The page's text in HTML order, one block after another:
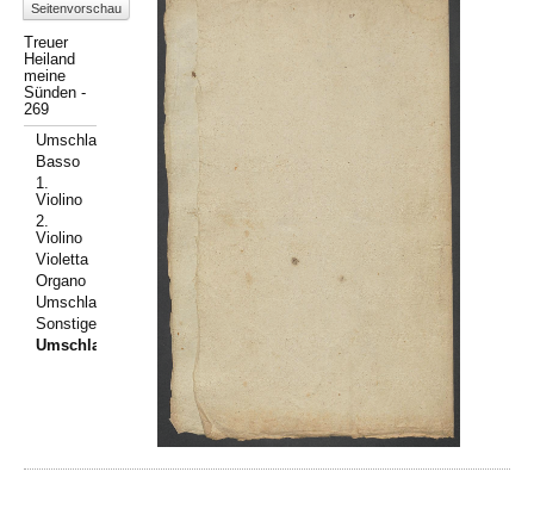
Seitenvorschau
Treuer
Heiland
meine
Sünden -
269
Umschlag
Basso
1.
Violino
2.
Violino
Violetta
Organo
Umschlag
Sonstiges
Umschlag